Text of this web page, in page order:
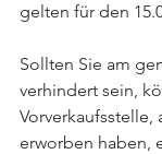
gelten für den
Sollten Sie am
verhindert sein,
Vorverkaufsstelle,
erworben haben,